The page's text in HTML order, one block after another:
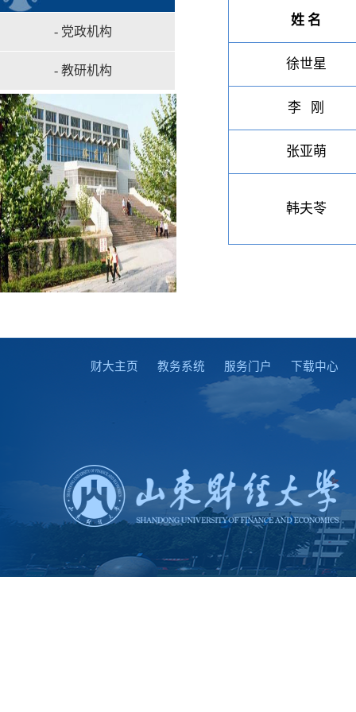
- 党政机构
- 教研机构
姓 名
徐世星
李 刚
张亚萌
韩夫苓
财大主页 教务系统 服务门户 下载中心